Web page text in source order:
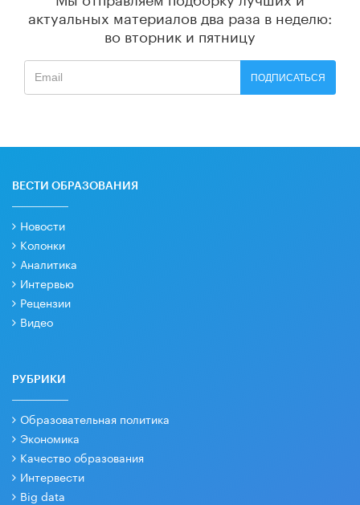
актуальных материалов два раза в неделю:
во вторник и пятницу
ПОДПИСАТЬСЯ
ВЕСТИ ОБРАЗОВАНИЯ
Новости
Колонки
Аналитика
Интервью
Рецензии
Видео
РУБРИКИ
Образовательная политика
Экономика
Качество образования
Интервести
Big data